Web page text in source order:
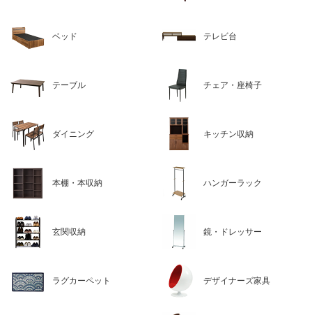
ベッド テレビ台
テーブル チェア・座椅子
ダイニング キッチン収納
本棚・本収納 ハンガーラック
玄関収納 鏡・ドレッサー
ラグカーペット デザイナーズ家具